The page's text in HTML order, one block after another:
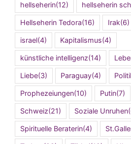
hellseherin(12) hellseherin
Hellseherin Tedora(16) Irak(6)
israel(4) Kapitalismus(4)
künstliche intelligenz(14)
Liebe(3) Paraguay(4)
Prophezeiungen(10) Putin(7)
Schweiz(21) Soziale Unruhen
Spirituelle Beraterin(4)